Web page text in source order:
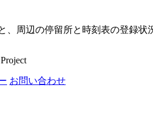
、周辺の停留所と時刻表の登録状
お問い合わせ